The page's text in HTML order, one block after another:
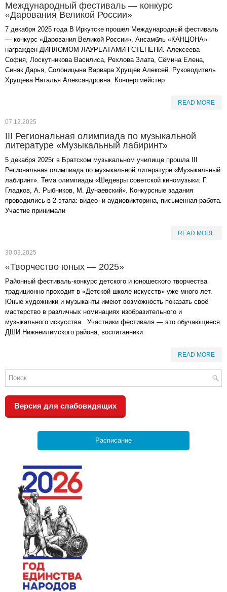
Международный фестиваль — конкурс
«Дарования Великой России»
7 декабря 2025 года В Иркутске прошёл Международный фестиваль
— конкурс «Дарования Великой России». Ансамбль «КАНЦОНА»
награжден ДИПЛОМОМ ЛАУРЕАТАМИ l СТЕПЕНИ. Алексеева
София, Лоскутникова Василиса, Рехлова Злата, Сёмина Елена,
Синяк Дарья, Солоницына Варвара Хрущев Алексей. Руководитель
Хрущева Наталья Александровна. Концертмейстер
READ MORE
07.12.2025
III Региональная олимпиада по музыкальной
литературе «Музыкальный лабиринт»
5 декабря 2025г в Братском музыкальном училище прошла III
Региональная олимпиада по музыкальной литературе «Музыкальный
лабиринт». Тема олимпиады «Шедевры советской киномузыки: Г.
Гладков, А. Рыбников, М. Дунаевский». Конкурсные задания
проводились в 2 этапа: видео- и аудиовикторина, письменная работа.
Участие принимали
READ MORE
30.03.2025
«Творчество юных — 2025»
Районный фестиваль-конкурс детского и юношеского творчества
традиционно проходит в «Детской школе искусств» уже много лет.
Юные художники и музыканты имеют возможность показать своё
мастерство в различных номинациях изобразительного и
музыкального искусства. Участники фестиваля — это обучающиеся
ДШИ Нижнеилимского района, воспитанники
READ MORE
Версия для слабовидящих
Расписание